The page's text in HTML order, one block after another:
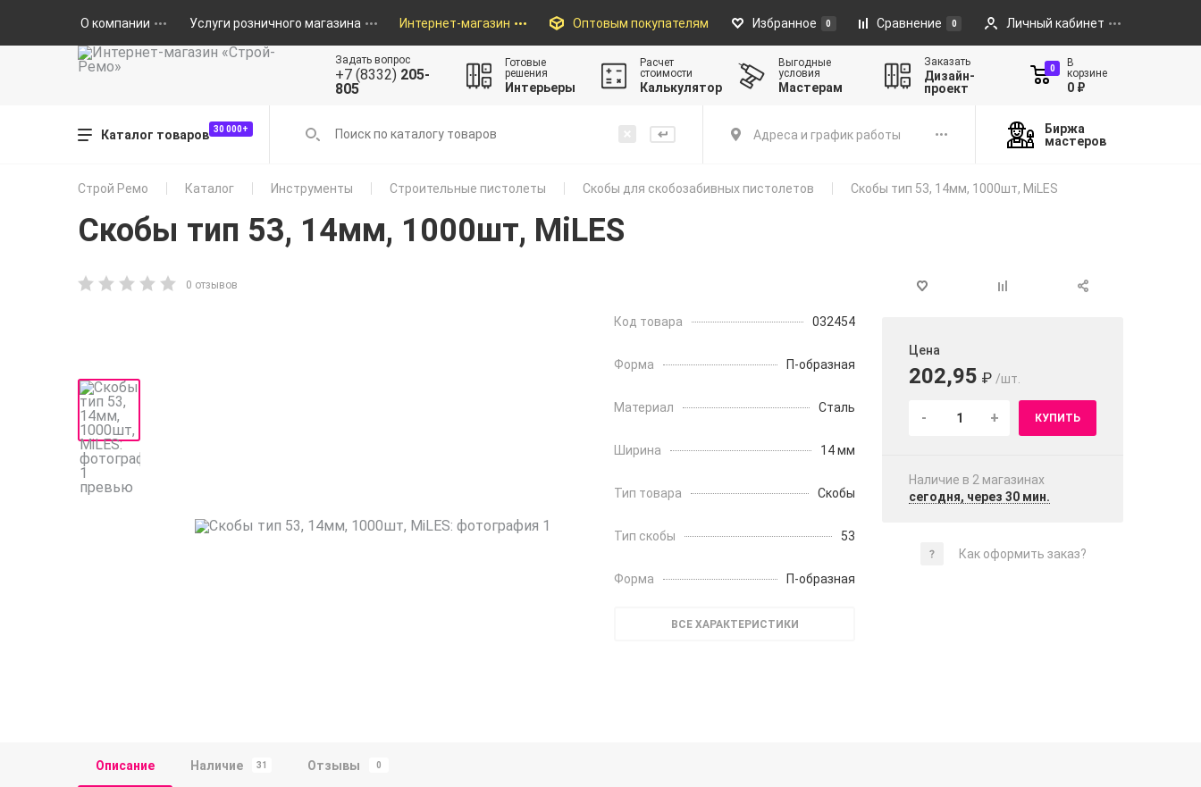
О компании Услуги розничного магазина Интернет-магазин Оптовым покупателям Избранное 0 Сравнение 0 Личный кабинет
Задать вопрос
+7 (8332) 205-
805
Готовые
решения
Интерьеры
Расчет
стоимости
Калькулятор
Выгодные
условия
Мастерам
Заказать
Дизайн-
проект
0
В
корзине
0 ₽
Каталог товаров 30 000+ Адреса и график работы
Биржа
мастеров
Строй Ремо Каталог Инструменты Строительные пистолеты Скобы для скобозабивных пистолетов Скобы тип 53, 14мм, 1000шт, MiLES
Скобы тип 53, 14мм, 1000шт, MiLES
0 отзывов
Код товара 032454
Форма П-образная
Материал Сталь
Ширина 14 мм
Тип товара Скобы
Тип скобы 53
Форма П-образная
ВСЕ ХАРАКТЕРИСТИКИ
Цена
202,95 ₽ /шт.
- + КУПИТЬ
Наличие в 2 магазинах
сегодня, через 30 мин.
Как оформить заказ?
Описание Наличие 31 Отзывы 0